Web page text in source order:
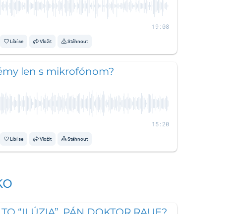
19:08
Líbí se Vložit Stáhnout
len s mikrofónom?
15:20
Líbí se Vložit Stáhnout